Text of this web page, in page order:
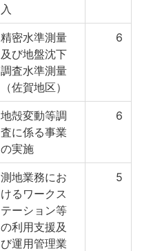
入
精密水準測量
及び地盤沈下
調査水準測量
（佐賀地区）
6
地殻変動等調
査に係る事業
の実施
6
測地業務にお
けるワークス
テーション等
の利用支援及
び運用管理業
5